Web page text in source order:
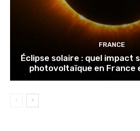
FRANCE
Éclipse solaire : quel impact
photovoltaïque en France